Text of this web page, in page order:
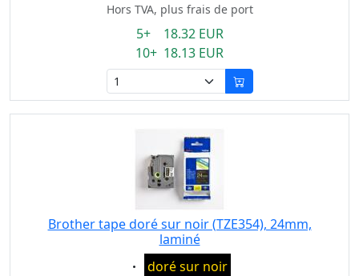
Hors TVA, plus frais de port
5+ 18.32 EUR
10+ 18.13 EUR
Brother tape doré sur noir (TZE354), 24mm,
laminé
Eigenschaft:
doré sur noir